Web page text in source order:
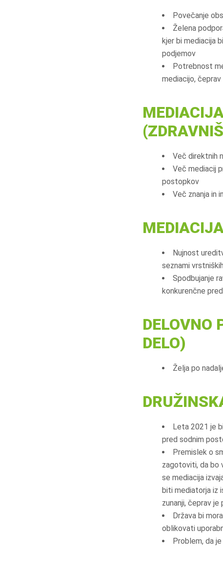
Povečanje
Želena
kjer bi mediacija
podjemov
Potrebnost
mediacijo,
Več direktnih
Več mediacij
postopkov
Več znanja in
Nujnost
seznami
Spodbujanje
konkurenčne
DELOVNO
DELO)
Želja po
Leta 2021 je
pred sodnim
Premislek o
zagotoviti, da bo
se mediacija
biti mediatorja iz
zunanji, čeprav je
Država bi
oblikovati
Problem, da